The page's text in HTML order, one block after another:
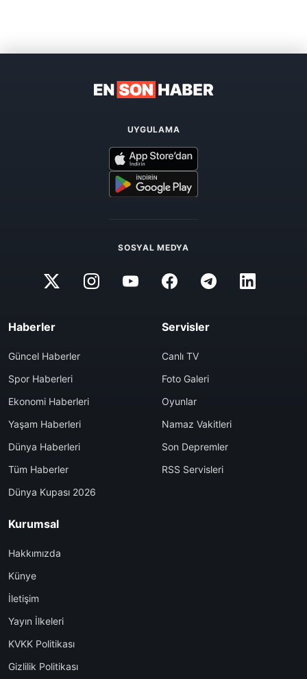
UYGULAMA
SOSYAL MEDYA
Haberler
Güncel Haberler
Spor Haberleri
Ekonomi Haberleri
Yaşam Haberleri
Dünya Haberleri
Tüm Haberler
Dünya Kupası 2026
Servisler
Canlı TV
Foto Galeri
Oyunlar
Namaz Vakitleri
Son Depremler
RSS Servisleri
Kurumsal
Hakkımızda
Künye
İletişim
Yayın İlkeleri
KVKK Politikası
Gizlilik Politikası